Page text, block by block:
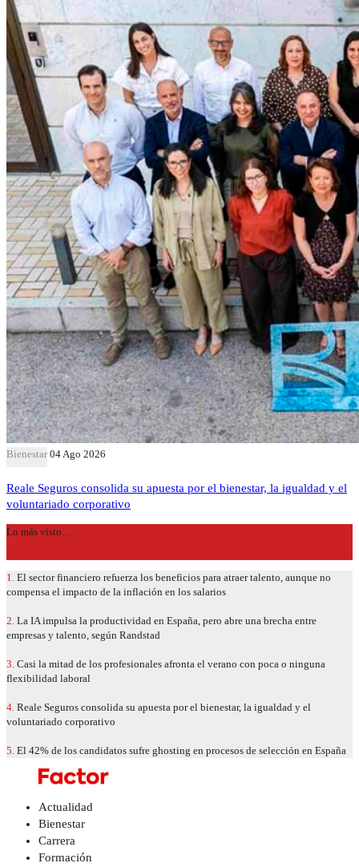
Bienestar 04 Ago 2026
Reale Seguros consolida su apuesta por el bienestar, la igualdad y el
voluntariado corporativo
Lo más visto…
1. El sector financiero refuerza los beneficios para atraer talento, aunque no
compensa el impacto de la inflación en los salarios
2. La IA impulsa la productividad en España, pero abre una brecha entre
empresas y talento, según Randstad
3. Casi la mitad de los profesionales afronta el verano con poca o ninguna
flexibilidad laboral
4. Reale Seguros consolida su apuesta por el bienestar, la igualdad y el
voluntariado corporativo
5. El 42% de los candidatos sufre ghosting en procesos de selección en España
Actualidad
Bienestar
Carrera
Formación